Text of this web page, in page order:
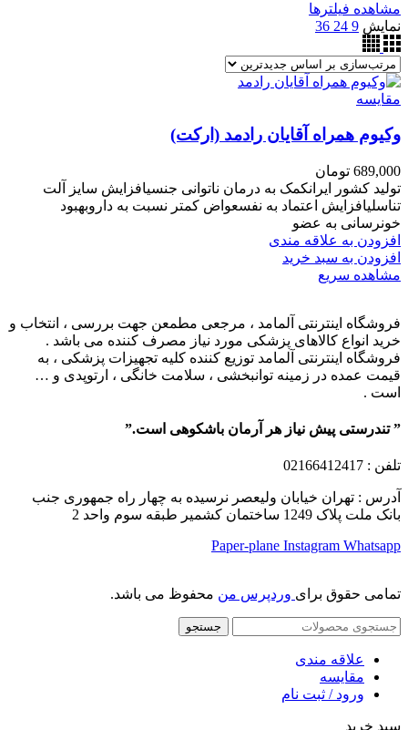
مشاهده فیلترها
نمایش 9
24
36
مقایسه
وکیوم همراه آقایان رادمد (ارکت)
689,000 تومان
تولید کشور ایرانکمک به درمان ناتوانی جنسیافزایش سایز آلت
تناسلیافزایش اعتماد به نفسعواض کمتر نسبت به داروبهبود
خونرسانی به عضو
افزودن به علاقه مندی
افزودن به سبد خرید
مشاهده سریع
فروشگاه اینترنتی آلمامد ، مرجعی مطمعن جهت بررسی ، انتخاب و
خرید انواع کالاهای پزشکی مورد نیاز مصرف کننده می باشد .
فروشگاه اینترنتی آلمامد توزیع کننده کلیه تجهیزات پزشکی ، به
قیمت عمده در زمینه توانبخشی ، سلامت خانگی ، ارتوپدی و …
است .
” تندرستی پیش نیاز هر آرمان باشکوهی است.”
تلفن : 02166412417
آدرس : تهران خیابان ولیعصر نرسیده به چهار راه جمهوری جنب
بانک ملت پلاک 1249 ساختمان کشمیر طبقه سوم واحد 2
Paper-plane Instagram Whatsapp
تمامی حقوق برای وردپرس من محفوظ می باشد.
جستجو
علاقه مندی
مقایسه
ورود / ثبت نام
سبد خرید